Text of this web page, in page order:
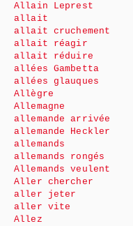
Allain Leprest
allait
allait cruchement
allait réagir
allait réduire
allées Gambetta
allées glauques
Allègre
Allemagne
allemande arrivée
allemande Heckler
allemands
allemands rongés
Allemands veulent
Aller chercher
aller jeter
aller vite
Allez